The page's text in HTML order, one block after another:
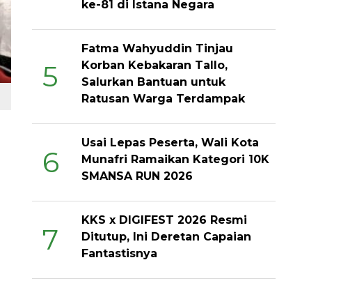
ke-81 di Istana Negara
5
Fatma Wahyuddin Tinjau
Korban Kebakaran Tallo,
Salurkan Bantuan untuk
Ratusan Warga Terdampak
6
Usai Lepas Peserta, Wali Kota
Munafri Ramaikan Kategori 10K
SMANSA RUN 2026
7
KKS x DIGIFEST 2026 Resmi
Ditutup, Ini Deretan Capaian
Fantastisnya